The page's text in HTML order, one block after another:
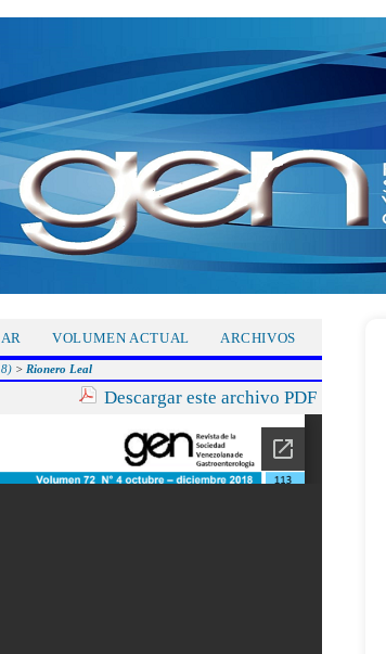
VOLUMEN ACTUAL ARCHIVOS
> Rionero Leal
Descargar este archivo PDF